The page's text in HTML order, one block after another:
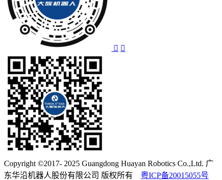
Copyright ©2017- 2025 Guangdong Huayan Robotics Co.,Ltd. 广
东华沿机器人股份有限公司 版权所有 粤ICP备20015055号